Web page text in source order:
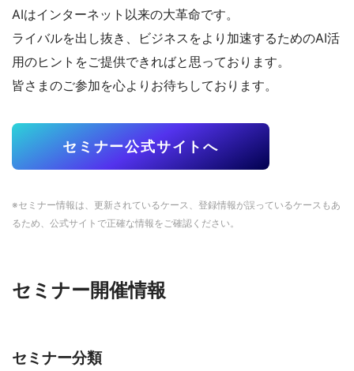
AIはインターネット以来の大革命です。
ライバルを出し抜き、ビジネスをより加速するためのAI活
用のヒントをご提供できればと思っております。
皆さまのご参加を心よりお待ちしております。
セミナー公式サイトへ
※セミナー情報は、更新されているケース、登録情報が誤っているケースもあ
るため、公式サイトで正確な情報をご確認ください。
セミナー開催情報
セミナー分類